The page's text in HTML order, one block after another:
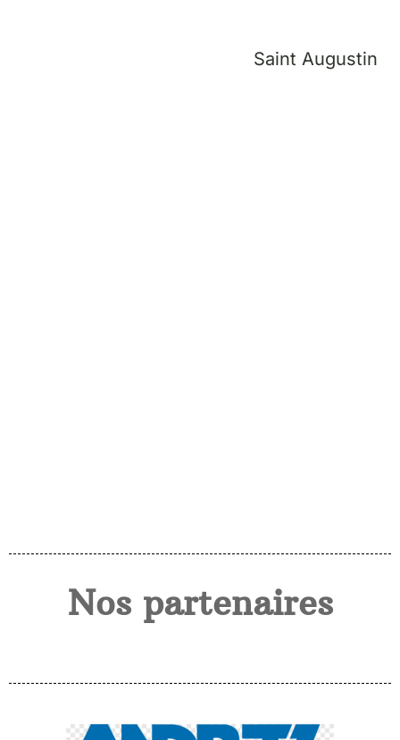
Saint Augustin
Nos partenaires